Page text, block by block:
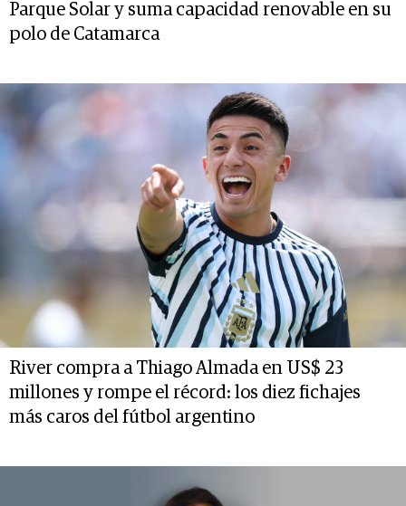
Parque Solar y suma capacidad renovable en su
polo de Catamarca
River compra a Thiago Almada en US$ 23
millones y rompe el récord: los diez fichajes
más caros del fútbol argentino